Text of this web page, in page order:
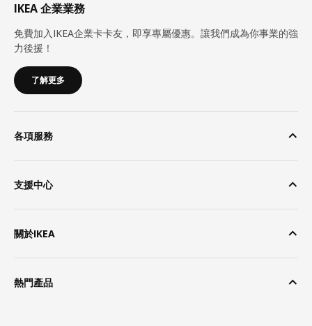
IKEA 企業業務
免費加入IKEA企業卡卡友，即享專屬優惠。讓我們成為你事業的強
力後援！
了解更多
各項服務
支援中心
關於IKEA
熱門產品